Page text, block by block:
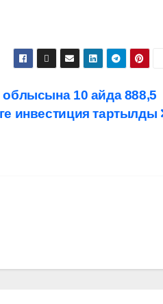
облысына 10 айда 888,5
инвестиция тартылды